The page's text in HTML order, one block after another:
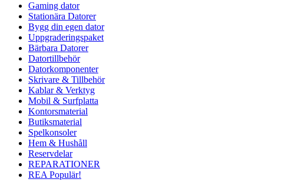
Gaming dator
Stationära Datorer
Bygg din egen dator
Uppgraderingspaket
Bärbara Datorer
Datortillbehör
Datorkomponenter
Skrivare & Tillbehör
Kablar & Verktyg
Mobil & Surfplatta
Kontorsmaterial
Butiksmaterial
Spelkonsoler
Hem & Hushåll
Reservdelar
REPARATIONER
REA Populär!